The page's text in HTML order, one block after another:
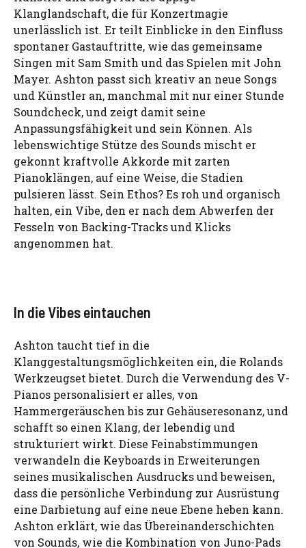
Klanglandschaft, die für Konzertmagie
unerlässlich ist. Er teilt Einblicke in den Einfluss
spontaner Gastauftritte, wie das gemeinsame
Singen mit Sam Smith und das Spielen mit John
Mayer. Ashton passt sich kreativ an neue Songs
und Künstler an, manchmal mit nur einer Stunde
Soundcheck, und zeigt damit seine
Anpassungsfähigkeit und sein Können. Als
lebenswichtige Stütze des Sounds mischt er
gekonnt kraftvolle Akkorde mit zarten
Pianoklängen, auf eine Weise, die Stadien
pulsieren lässt. Sein Ethos? Es roh und organisch
halten, ein Vibe, den er nach dem Abwerfen der
Fesseln von Backing-Tracks und Klicks
angenommen hat.
In die Vibes eintauchen
Ashton taucht tief in die
Klanggestaltungsmöglichkeiten ein, die Rolands
Werkzeugset bietet. Durch die Verwendung des V-
Pianos personalisiert er alles, von
Hammergeräuschen bis zur Gehäuseresonanz, und
schafft so einen Klang, der lebendig und
strukturiert wirkt. Diese Feinabstimmungen
verwandeln die Keyboards in Erweiterungen
seines musikalischen Ausdrucks und beweisen,
dass die persönliche Verbindung zur Ausrüstung
eine Darbietung auf eine neue Ebene heben kann.
Ashton erklärt, wie das Übereinanderschichten
von Sounds, wie die Kombination von Juno-Pads